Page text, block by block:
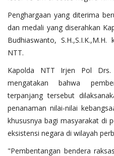
Penghargaan yang diterima
dan medali yang diserahkan
Budhiaswanto,
NTT.
Kapolda NTT Irjen Pol
mengatakan bahwa
terpanjang tersebut
penanaman nilai-nilai
khususnya bagi masyarakat di
eksistensi negara di wilayah
"Pembentangan bendera